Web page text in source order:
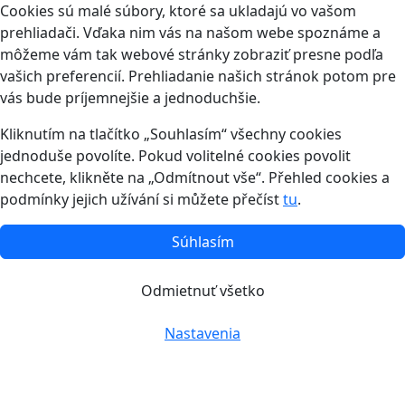
Cookies sú malé súbory, ktoré sa ukladajú vo vašom
prehliadači. Vďaka nim vás na našom webe spoznáme a
môžeme vám tak webové stránky zobraziť presne podľa
vašich preferencií. Prehliadanie našich stránok potom pre
vás bude príjemnejšie a jednoduchšie.
Kliknutím na tlačítko „Souhlasím“ všechny cookies
jednoduše povolíte. Pokud volitelné cookies povolit
nechcete, klikněte na „Odmítnout vše“. Přehled cookies a
podmínky jejich užívání si můžete přečísttu.
Súhlasím
Odmietnuť všetko
Nastavenia